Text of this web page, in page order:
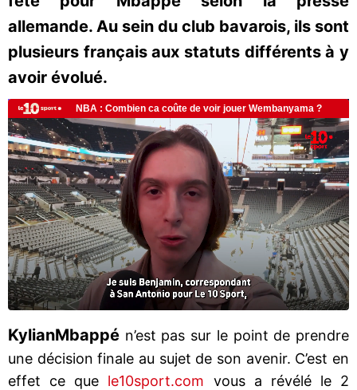
allemande. Au sein du club bavarois, ils sont
plusieurs français aux statuts différents à y
avoir évolué.
KylianMbappé n’est pas sur le point de prendre
une décision finale au sujet de son avenir. C’est en
effet ce que le10sport.com vous a révélé le 2